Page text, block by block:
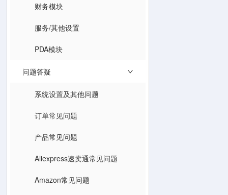
财务模块
服务/其他设置
PDA模块
问题答疑
系统设置及其他问题
订单常见问题
产品常见问题
Aliexpress速卖通常见问题
Amazon常见问题